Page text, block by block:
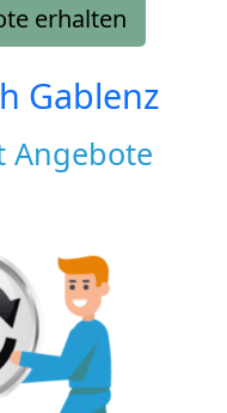
erhalten
Gablenz
Angebote